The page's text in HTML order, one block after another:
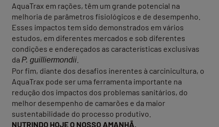
AquaTrax em rações, têm um grande potencial na
melhoria de parâmetros fisiológicos e de desempenho.
Esses impactos tem sido demonstrados em vários
estudos, em diferentes mercados e sob diferentes
condições e endereçados as características exclusivas
da P. guilliermondii
Por fim, diante dos desafios inerentes à carcinicultura, o
AquaTrax pode ser uma ferramenta importante na
redução dos impactos dos problemas sanitários, do
melhor desempenho de camarões e da maior
sustentabilidade do processo produtivo.
NUTRINDO HOJE O NOSSO AMANHÃ.